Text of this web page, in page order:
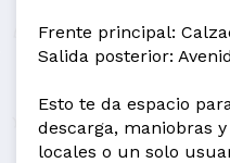
Frente principal:
Salida posterior:
Esto te da espacio
descarga, maniobras
locales o un solo